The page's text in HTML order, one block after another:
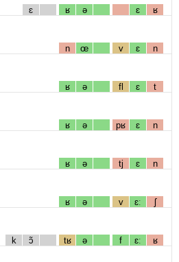
ɛ ʁ ə ɛ ʁ
n œ v ɛ n
ʁ ə fl ɛ t
ʁ ə pʁ ɛ n
ʁ ə tj ɛ n
ʁ ə v ɛː ʃ
k ɔ̃ tʁ ə f ɛː ʁ